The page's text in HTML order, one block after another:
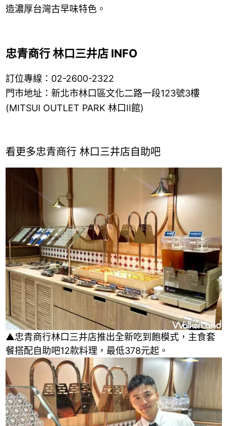
造濃厚台灣古早味特色。
忠青商行 林口三井店 INFO
訂位專線：02-2600-2322
門市地址：新北市林口區文化二路一段123號3樓
(MITSUI OUTLET PARK 林口II館)
看更多忠青商行 林口三井店自助吧
▲忠青商行林口三井店推出全新吃到飽模式，主食套
餐搭配自助吧12款料理，最低378元起。